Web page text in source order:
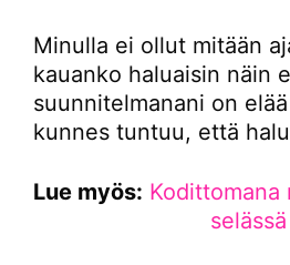
Minulla ei ollut mitään
kauanko haluaisin näin
suunnitelmanani on
kunnes tuntuu, että
Lue myös: Kodittomana
selässä